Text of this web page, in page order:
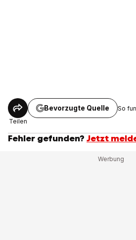
Teilen
Bevorzugte Quelle So
Fehler gefunden? Jetzt